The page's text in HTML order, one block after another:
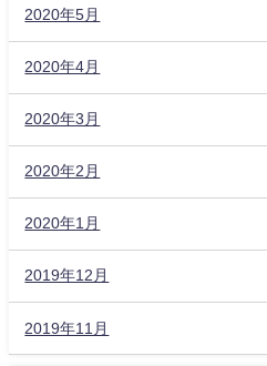
2020年5月
2020年4月
2020年3月
2020年2月
2020年1月
2019年12月
2019年11月